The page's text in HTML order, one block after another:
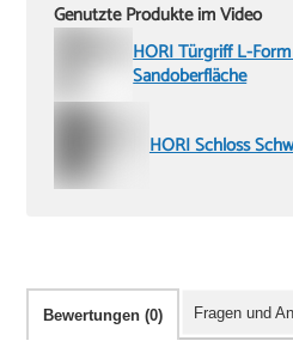
Genutzte Produkte im Video
HORI Türgriff L-
Sandoberfläche
HORI Schloss
Bewertungen (0) Fragen und